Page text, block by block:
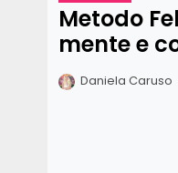
Metodo
mente e
Daniela Caruso